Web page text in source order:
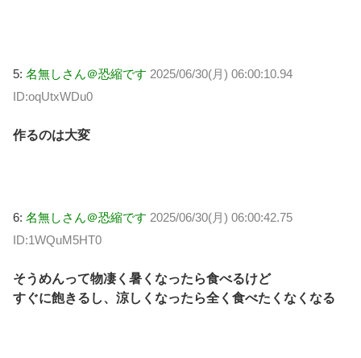
5: 名無しさん＠恐縮です 2025/06/30(月) 06:00:10.94
ID:oqUtxWDu0
作るのは大変
6: 名無しさん＠恐縮です 2025/06/30(月) 06:00:42.75
ID:1WQuM5HT0
そうめんって物凄く暑くなったら食べるけど
すぐに飽きるし、涼しくなったら全く食べたくなくなる